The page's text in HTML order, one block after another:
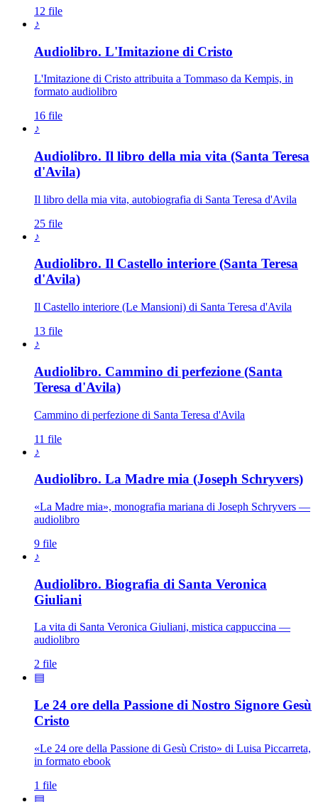
12 file
♪
Audiolibro. L'Imitazione di Cristo
L'Imitazione di Cristo attribuita a Tommaso da Kempis, in
formato audiolibro
16 file
♪
Audiolibro. Il libro della mia vita (Santa Teresa
d'Avila)
Il libro della mia vita, autobiografia di Santa Teresa d'Avila
25 file
♪
Audiolibro. Il Castello interiore (Santa Teresa
d'Avila)
Il Castello interiore (Le Mansioni) di Santa Teresa d'Avila
13 file
♪
Audiolibro. Cammino di perfezione (Santa
Teresa d'Avila)
Cammino di perfezione di Santa Teresa d'Avila
11 file
♪
Audiolibro. La Madre mia (Joseph Schryvers)
«La Madre mia», monografia mariana di Joseph Schryvers —
audiolibro
9 file
♪
Audiolibro. Biografia di Santa Veronica
Giuliani
La vita di Santa Veronica Giuliani, mistica cappuccina —
audiolibro
2 file
▤
Le 24 ore della Passione di Nostro Signore Gesù
Cristo
«Le 24 ore della Passione di Gesù Cristo» di Luisa Piccarreta,
in formato ebook
1 file
▤